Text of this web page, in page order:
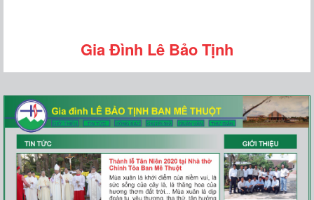
Gia Đình Lê Bảo Tịnh